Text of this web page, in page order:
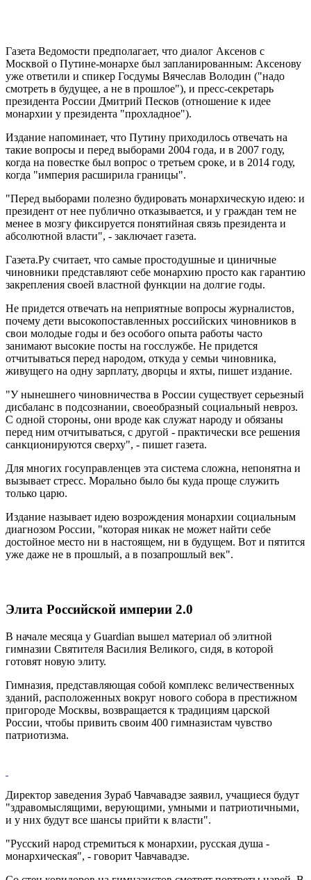
Газета Ведомости предполагает, что диалог Аксенов с
Москвой о Путине-монархе был запланированным: Аксенову
уже ответили и спикер Госдумы Вячеслав Володин ("надо
смотреть в будущее, а не в прошлое"), и пресс-секретарь
президента России Дмитрий Песков (отношение к идее
монархии у президента "прохладное").
Издание напоминает, что Путину приходилось отвечать на
такие вопросы и перед выборами 2004 года, и в 2007 году,
когда на повестке был вопрос о третьем сроке, и в 2014 году,
когда "империя расширила границы".
"Перед выборами полезно будировать монархическую идею: и
президент от нее публично отказывается, и у граждан тем не
менее в мозгу фиксируется понятийная связь президента и
абсолютной власти", - заключает газета.
Газета.Ру считает, что самые простодушные и циничные
чиновники представляют себе монархию просто как гарантию
закрепления своей властной функции на долгие годы.
Не придется отвечать на неприятные вопросы журналистов,
почему дети высокопоставленных российских чиновников в
свои молодые годы и без особого опыта работы часто
занимают высокие посты на госслужбе. Не придется
отчитываться перед народом, откуда у семьи чиновника,
живущего на одну зарплату, дворцы и яхты, пишет издание.
"У нынешнего чиновничества в России существует серьезный
дисбаланс в подсознании, своеобразный социальный невроз.
С одной стороны, они вроде как служат народу и обязаны
перед ним отчитываться, с другой - практически все решения
санкционируются сверху", - пишет газета.
Для многих госуправленцев эта система сложна, непонятна и
вызывает стресс. Морально было бы куда проще служить
только царю.
Издание называет идею возрождения монархии социальным
диагнозом России, "которая никак не может найти себе
достойное место ни в настоящем, ни в будущем. Вот и пятится
уже даже не в прошлый, а в позапрошлый век".
Элита Российской империи 2.0
В начале месяца у Guardian вышел материал об элитной
гимназии Святителя Василия Великого, сидя, в которой
готовят новую элиту.
Гимназия, представляющая собой комплекс величественных
зданий, расположенных вокруг нового собора в престижном
пригороде Москвы, возвращается к традициям царской
России, чтобы привить своим 400 гимназистам чувство
патриотизма.
Директор заведения Зураб Чавчавадзе заявил, учащиеся будут
"здравомыслящими, верующими, умными и патриотичными,
и у них будут все шансы прийти к власти".
"Русский народ стремиться к монархии, русская душа -
монархическая", - говорит Чавчавадзе.